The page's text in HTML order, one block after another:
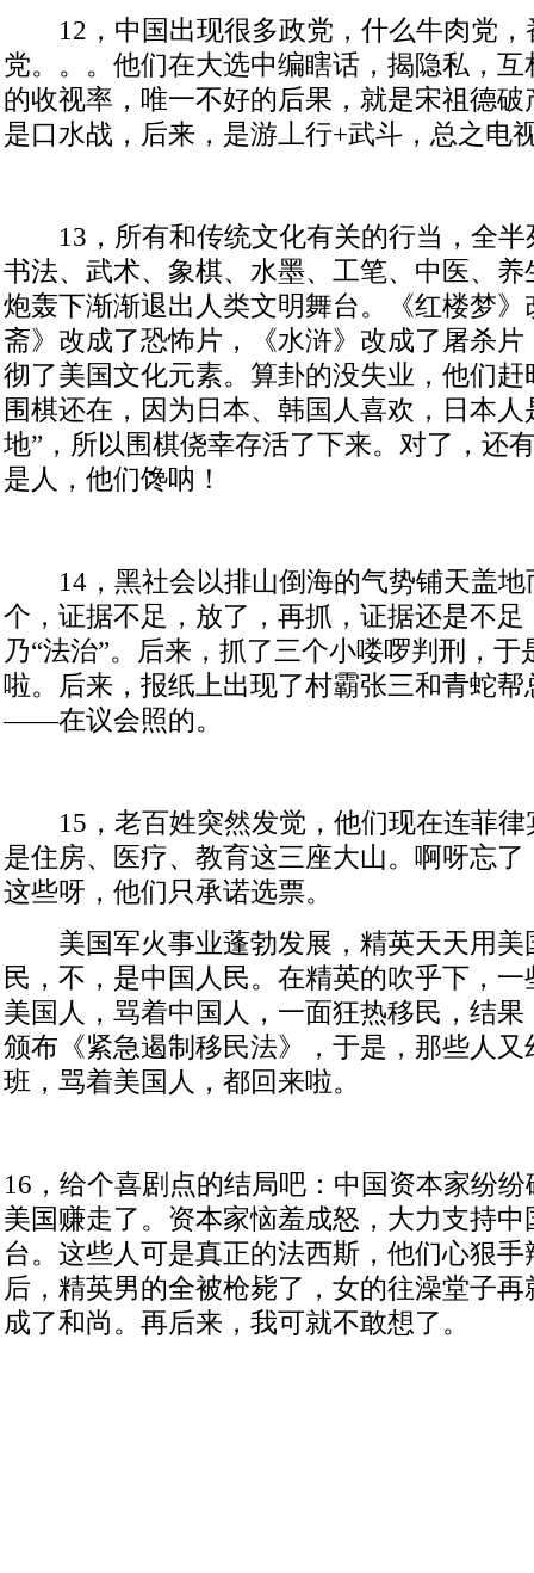
12 ，中国出现很多政党，什么牛肉党
党。。。他们在大选中编瞎话，揭隐私，
的收视率，唯一不好的后果，就是宋祖德
是口水战，后来，是游丄行+武斗，总之电
13 ，所有和传统文化有关的行当，全
书法、武术、象棋、水墨、工笔、中医、
炮轰下渐渐退出人类文明舞台。《红楼梦
斋》改成了恐怖片，《水浒》改成了屠杀
彻了美国文化元素。算卦的没失业，他们
围棋还在，因为日本、韩国人喜欢，日本人
地”，所以围棋侥幸存活了下来。对了，还
是人，他们馋呐！
14 ，黑社会以排山倒海的气势铺天盖
个，证据不足，放了，再抓，证据还是不
乃“法治”。后来，抓了三个小喽啰判刑，
啦。后来，报纸上出现了村霸张三和青蛇
——在议会照的。
15 ，老百姓突然发觉，他们现在连菲
是住房、医疗、教育这三座大山。啊呀忘
这些呀，他们只承诺选票。
美国军火事业蓬勃发展，精英天天用美
民，不，是中国人民。在精英的吹乎下，
美国人，骂着中国人，一面狂热移民，结
颁布《紧急遏制移民法》，于是，那些人
班，骂着美国人，都回来啦。
16 ，给个喜剧点的结局吧：中国资本家纷
美国赚走了。资本家恼羞成怒，大力支持
台。这些人可是真正的法西斯，他们心狠
后，精英男的全被枪毙了，女的往澡堂子
成了和尚。再后来，我可就不敢想了。